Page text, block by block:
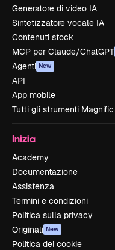
Generatore di video IA
Sintetizzatore vocale IA
Contenuti stock
MCP per Claude/ChatGPT
Agenti New
API
App mobile
Tutti gli strumenti Magnific
Inizia
Academy
Documentazione
Assistenza
Termini e condizioni
Politica sulla privacy
Originali New
Politica dei cookie